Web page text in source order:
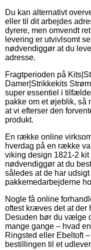
Du kan alternativt
eller til dit arbejdes
dyrere, men omvendt
levering er utvivlsomt
nødvendiggør at du
adresse.
Fragtperioden på
Damer|Strikkekits
super essentiel i
pakke om et øjeblik, så
at vi efterser den
produkt.
En række online
hverdag på en række
viking design 1821-2
nødvendiggør at du
således at de har
pakkemedarbejderne
Nogle få online
oftest kræves det at der
Desuden bør du vælge
mange gange – hvad
Ringsted eller Ebeltoft
bestillingen til et